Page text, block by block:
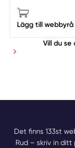
Lägg till webbyrå
Vill du
Det finns 133st
Rud – skriv in